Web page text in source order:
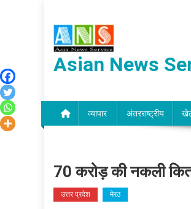
content
Asian News
व्यापार अंतरराष्ट्रीय
70 करोड़ की नकली
उत्तर प्रदेश मेरठ